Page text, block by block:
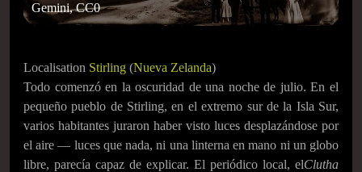
Gemini, CC0
Localisation Stirling (Nueva Zelanda)
Todo comenzó en la oscuridad de una noche de julio. En el
pequeño pueblo de Stirling, en el extremo sur de la Isla Sur,
varios habitantes juraron haber visto luces desplazándose por
el aire — luces que nada, ni una linterna en mano ni un globo
libre, parecía capaz de explicar. El periódico local, elClutha